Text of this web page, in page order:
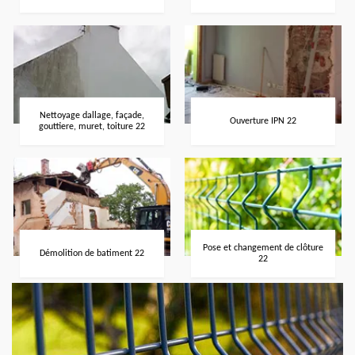
Nettoyage dallage, façade,
gouttiere, muret, toiture 22
Ouverture IPN 22
Démolition de batiment 22
Pose et changement de clôture
22